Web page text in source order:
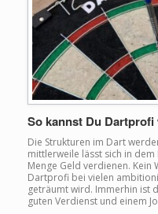
So kannst Du Dartprofi
Die Strukturen im Dart
mittlerweile lässt sich in
Menge Geld verdienen.
Dartprofi bei vielen
geträumt wird. Immerhin ist
guten Verdienst und einem